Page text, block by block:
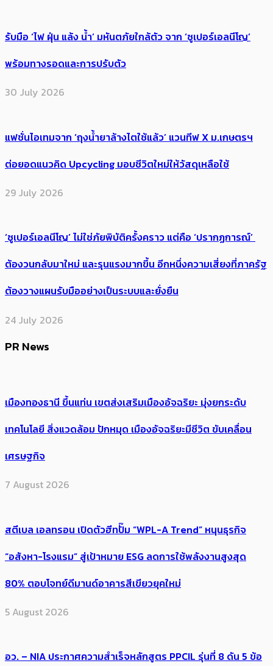
รับมือ ‘ไฟ ฝุ่น แล้ง น้ำ’ มหันตภัยใกล้ตัว จาก ‘ซูเปอร์เอลนีโญ’
พร้อมทางรอดและการปรับตัว
30 July 2026
แฟชั่นไอเทมจาก ‘ถุงน้ำยาล้างไตใช้แล้ว’ แวนทีฟ X ม.เกษตรฯ
ต่อยอดแนวคิด Upcycling มอบชีวิตใหม่ให้วัสดุเหลือใช้
29 July 2026
‘ซูเปอร์เอลนีโญ’ ไม่ใช่ภัยพิบัติครั้งคราว แต่คือ ‘ปรากฏการณ์’ ​
ต้อง​วนกลับมาใหม่ และรุนแรงมากขึ้น อีกหนึ่งความเสี่ยงที่ภาครัฐ
ต้องวางแผนรับมืออย่างเป็นระบบและยั่งยืน
24 July 2026
PR News
เมืองทองธานี ขึ้นแท่น เขตส่งเสริมเมืองอัจฉริยะ มุ่งยกระดับ
เทคโนโลยี สิ่งแวดล้อม ปักหมุด เมืองอัจฉริยะมีชีวิต ขับเคลื่อน
เศรษฐกิจ
7 August 2026
สตีเบล เอลทรอน เปิดตัวฮีทปั๊ม “WPL-A Trend” หนุนธุรกิจ
“อสังหา-โรงแรม” สู่เป้าหมาย ESG ลดการใช้พลังงานสูงสุด
80% ตอบโจทย์ดีมานด์อาคารสีเขียวยุคใหม่
5 August 2026
อว. – NIA ประกาศความสำเร็จหลักสูตร PPCIL รุ่นที่ 8 ดัน 5 ข้อ